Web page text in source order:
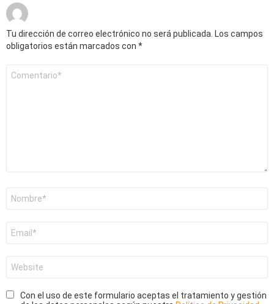
Tu dirección de correo electrónico no será publicada. Los campos
obligatorios están marcados con *
electrónico
*
Con el uso de este formulario aceptas el tratamiento y gestión